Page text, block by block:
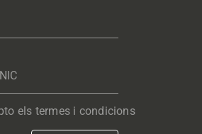
els termes i condicions